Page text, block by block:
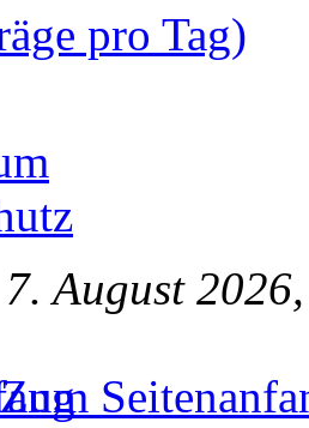
pro Tag)
August
Zum